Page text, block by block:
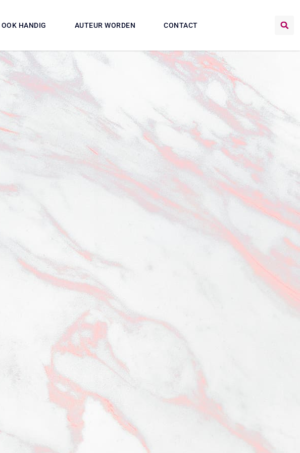
OOK HANDIG AUTEUR WORDEN CONTACT